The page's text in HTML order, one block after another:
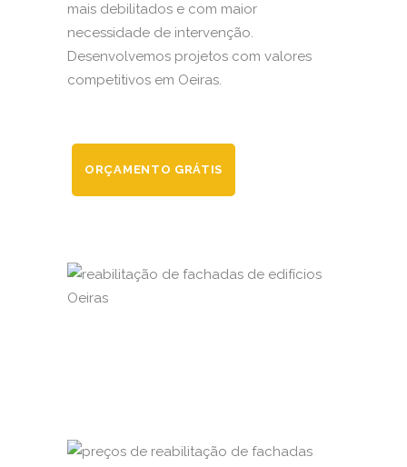
mais debilitados e com maior
necessidade de intervenção.
Desenvolvemos projetos com valores
competitivos em Oeiras.
ORÇAMENTO GRÁTIS